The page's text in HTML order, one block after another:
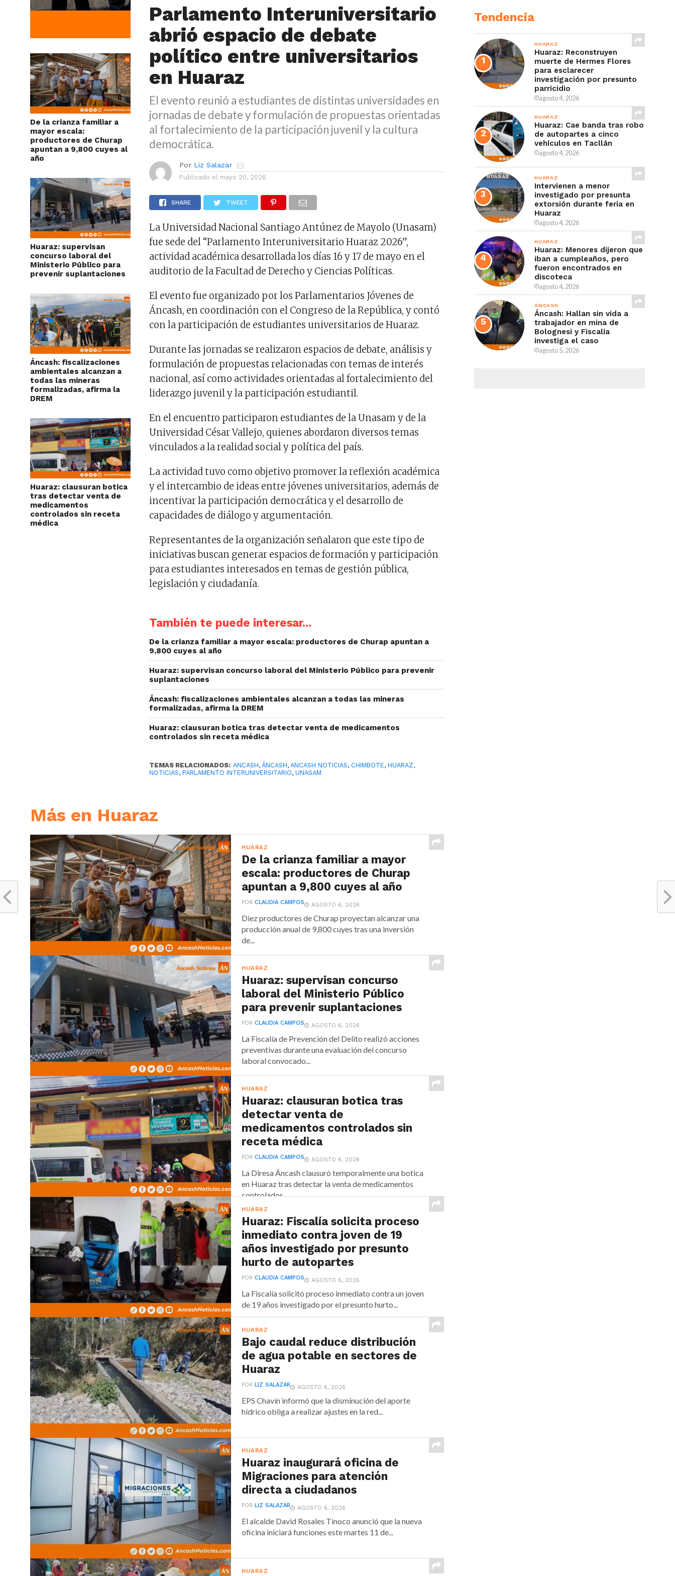
De la crianza familiar a
mayor escala:
productores de Churap
apuntan a 9,800 cuyes al
año
Huaraz: supervisan
concurso laboral del
Ministerio Público para
prevenir suplantaciones
Áncash: fiscalizaciones
ambientales alcanzan a
todas las mineras
formalizadas, afirma la
DREM
Huaraz: clausuran botica
tras detectar venta de
medicamentos
controlados sin receta
médica
Parlamento Interuniversitario
abrió espacio de debate
político entre universitarios
en Huaraz
El evento reunió a estudiantes de distintas universidades en
jornadas de debate y formulación de propuestas orientadas
al fortalecimiento de la participación juvenil y la cultura
democrática.
Por Liz Salazar
Publicado el mayo 20, 2026
SHARE TWEET
La Universidad Nacional Santiago Antúnez de Mayolo (Unasam)
fue sede del “Parlamento Interuniversitario Huaraz 2026”,
actividad académica desarrollada los días 16 y 17 de mayo en el
auditorio de la Facultad de Derecho y Ciencias Políticas.
El evento fue organizado por los Parlamentarios Jóvenes de
Áncash, en coordinación con el Congreso de la República, y contó
con la participación de estudiantes universitarios de Huaraz.
Durante las jornadas se realizaron espacios de debate, análisis y
formulación de propuestas relacionadas con temas de interés
nacional, así como actividades orientadas al fortalecimiento del
liderazgo juvenil y la participación estudiantil.
En el encuentro participaron estudiantes de la Unasam y de la
Universidad César Vallejo, quienes abordaron diversos temas
vinculados a la realidad social y política del país.
La actividad tuvo como objetivo promover la reflexión académica
y el intercambio de ideas entre jóvenes universitarios, además de
incentivar la participación democrática y el desarrollo de
capacidades de diálogo y argumentación.
Representantes de la organización señalaron que este tipo de
iniciativas buscan generar espacios de formación y participación
para estudiantes interesados en temas de gestión pública,
legislación y ciudadanía.
También te puede interesar...
De la crianza familiar a mayor escala: productores de Churap apuntan a
9,800 cuyes al año
Huaraz: supervisan concurso laboral del Ministerio Público para prevenir
suplantaciones
Áncash: fiscalizaciones ambientales alcanzan a todas las mineras
formalizadas, afirma la DREM
Huaraz: clausuran botica tras detectar venta de medicamentos
controlados sin receta médica
TEMAS RELACIONADOS: ANCASH,ÁNCASH,ANCASH NOTICIAS, CHIMBOTE,HUARAZ,
NOTICIAS,PARLAMENTO INTERUNIVERSITARIO,UNASAM
Más en Huaraz
HUARAZ
De la crianza familiar a mayor
escala: productores de Churap
apuntan a 9,800 cuyes al año
PORCLAUDIA CAMPOS AGOSTO 6, 2026
Diez productores de Churap proyectan alcanzar una
producción anual de 9,800 cuyes tras una inversión
de...
HUARAZ
Huaraz: supervisan concurso
laboral del Ministerio Público
para prevenir suplantaciones
PORCLAUDIA CAMPOS AGOSTO 6, 2026
La Fiscalía de Prevención del Delito realizó acciones
preventivas durante una evaluación del concurso
laboral convocado...
HUARAZ
Huaraz: clausuran botica tras
detectar venta de
medicamentos controlados sin
receta médica
PORCLAUDIA CAMPOS AGOSTO 6, 2026
La Diresa Áncash clausuró temporalmente una botica
en Huaraz tras detectar la venta de medicamentos
controlados...
HUARAZ
Huaraz: Fiscalía solicita proceso
inmediato contra joven de 19
años investigado por presunto
hurto de autopartes
PORCLAUDIA CAMPOS AGOSTO 6, 2026
La Fiscalía solicitó proceso inmediato contra un joven
de 19 años investigado por el presunto hurto...
HUARAZ
Bajo caudal reduce distribución
de agua potable en sectores de
Huaraz
PORLIZ SALAZAR AGOSTO 6, 2026
EPS Chavín informó que la disminución del aporte
hídrico obliga a realizar ajustes en la red...
HUARAZ
Huaraz inaugurará oficina de
Migraciones para atención
directa a ciudadanos
PORLIZ SALAZAR AGOSTO 6, 2026
El alcalde David Rosales Tinoco anunció que la nueva
oficina iniciará funciones este martes 11 de...
HUARAZ
Tendencia
HUARAZ
Huaraz: Reconstruyen
muerte de Hermes Flores
para esclarecer
investigación por presunto
parricidio
agosto 4, 2026
HUARAZ
Huaraz: Cae banda tras robo
de autopartes a cinco
vehículos en Tacllán
agosto 4, 2026
HUARAZ
Intervienen a menor
investigado por presunta
extorsión durante feria en
Huaraz
agosto 4, 2026
HUARAZ
Huaraz: Menores dijeron que
iban a cumpleaños, pero
fueron encontrados en
discoteca
agosto 4, 2026
ÁNCASH
Áncash: Hallan sin vida a
trabajador en mina de
Bolognesi y Fiscalía
investiga el caso
agosto 5, 2026